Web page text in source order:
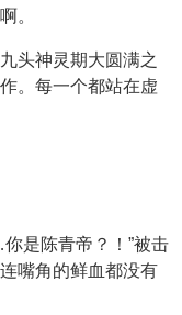
。
头神灵期大圆满之
。每一个都站在虚
是陈青帝？！”被击
嘴角的鲜血都没有